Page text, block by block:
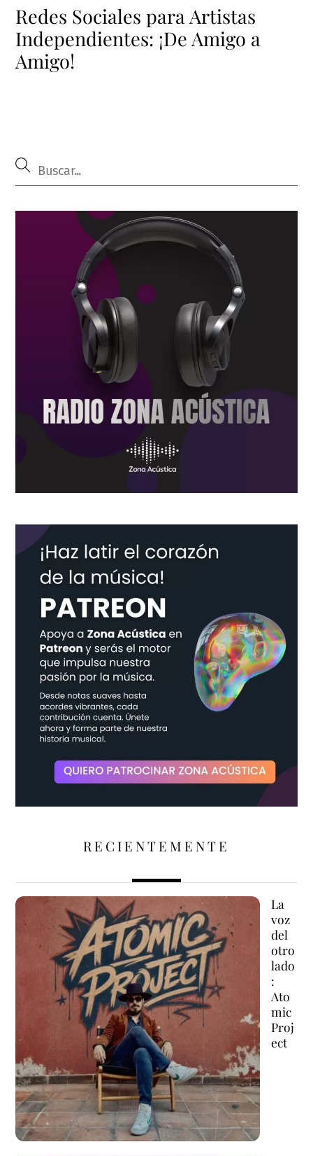
Redes Sociales para Artistas
Independientes: ¡De Amigo a
Amigo!
RECIENTEMENTE
La
voz
del
otro
lado
:
Ato
mic
Proj
ect